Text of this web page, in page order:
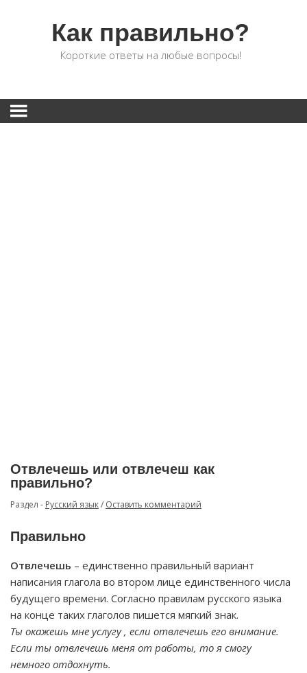
Как правильно?
Короткие ответы на любые вопросы!
Отвлечешь или отвлечеш как
правильно?
Раздел - Русский язык/ Оставить комментарий
Правильно
Отвлечешь – единственно правильный вариант
написания глагола во втором лице единственного числа
будущего времени. Согласно правилам русского языка
на конце таких глаголов пишется мягкий знак.
Ты окажешь мне услугу , если отвлечешь его внимание.
Если ты отвлечешь меня от работы, то я смогу
немного отдохнуть.